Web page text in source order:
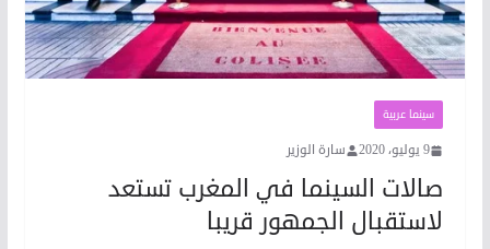
سينما عربية
9 يوليو، 2020 سارة الوزير
صالات السينما في المغرب تستعد
لاستقبال الجمهور قريبا